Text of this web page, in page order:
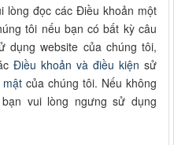
lòng đọc các Điều khoản một
tôi nếu bạn có bất kỳ câu
dụng website của chúng tôi,
Điều khoản và điều kiện sử
mật của chúng tôi. Nếu không
vui lòng ngưng sử dụng